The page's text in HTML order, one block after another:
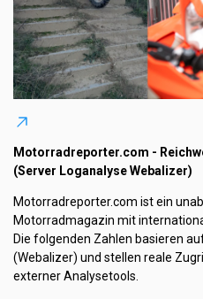
Motorradreporter.com -
(Server Loganalyse Webalizer)
Motorradreporter.com ist ein
Motorradmagazin mit
Die folgenden Zahlen basieren
(Webalizer) und stellen reale
externer Analysetools.